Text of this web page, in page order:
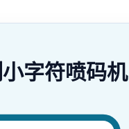
字符喷码机